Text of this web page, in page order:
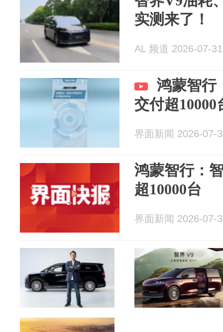
实测来了！
AL 频道 2026-07-31
鸿蒙智行
交付超10000
界面新闻 2026-07-
鸿蒙智行：
超10000台
界面新闻 2026-07-